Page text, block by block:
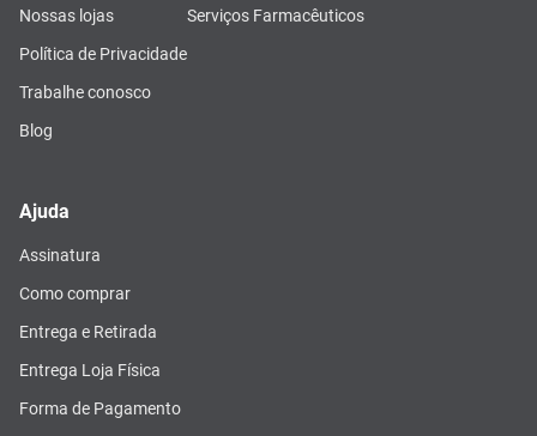
Nossas lojas
Política de Privacidade
Trabalhe conosco
Blog
Serviços Farmacêuticos
Ajuda
Assinatura
Como comprar
Entrega e Retirada
Entrega Loja Física
Forma de Pagamento